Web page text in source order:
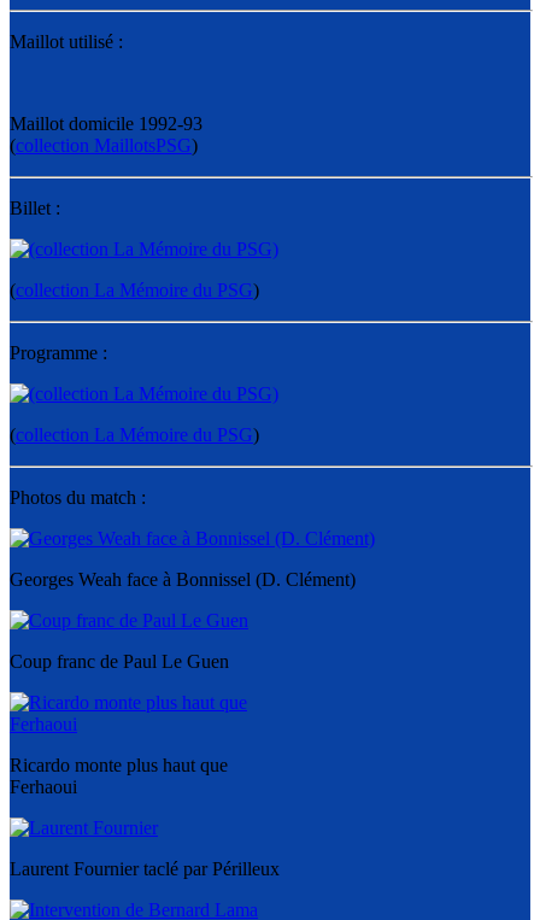
Maillot utilisé :
Maillot domicile 1992-93
(collection MaillotsPSG)
Billet :
(collection La Mémoire du PSG)
Programme :
(collection La Mémoire du PSG)
Photos du match :
Georges Weah face à Bonnissel (D. Clément)
Coup franc de Paul Le Guen
Ricardo monte plus haut que
Ferhaoui
Laurent Fournier taclé par Périlleux